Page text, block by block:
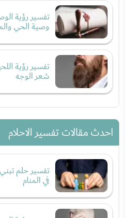
تفسير رؤية
وصية الحي
تفسير رؤية
شعر الوجه
احدث مقالات تفسير الاحلام
تفسير حلم
في المنام